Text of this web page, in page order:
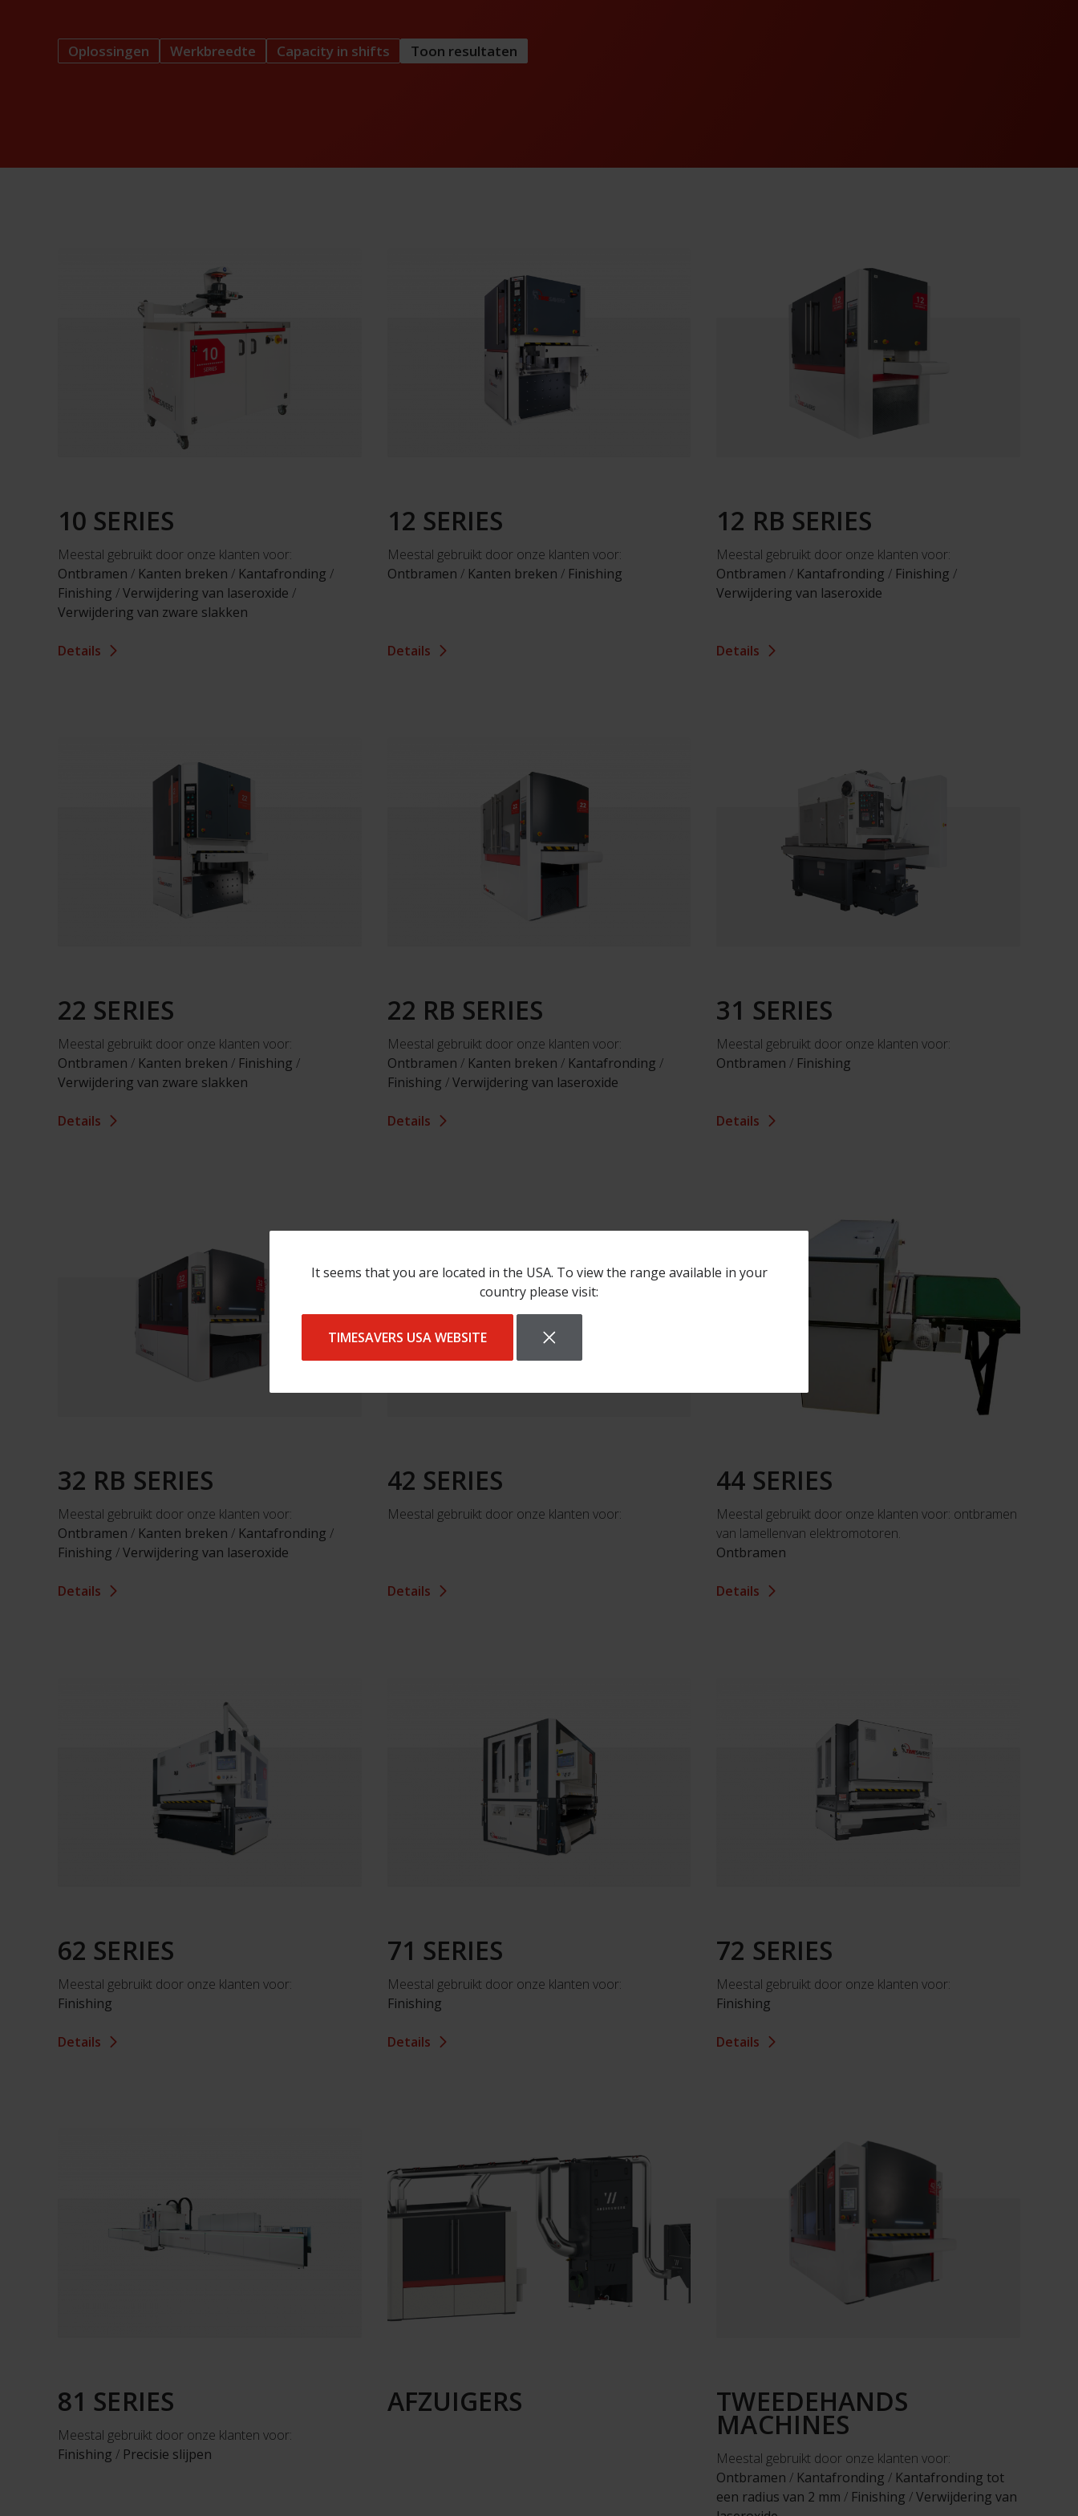
It seems that you are located in the USA. To view the range available in your
country please visit:
TIMESAVERS USA WEBSITE
Oplossingen Werkbreedte Capacity in shifts Toon resultaten
10 SERIES
Meestal gebruikt door onze klanten voor:
Ontbramen / Kanten breken / Kantafronding /
Finishing /Verwijdering van laseroxide /
Verwijdering van zware slakken
Details
12 SERIES
Meestal gebruikt door onze klanten voor:
Ontbramen / Kanten breken / Finishing
Details
12 RB SERIES
Meestal gebruikt door onze klanten voor:
Ontbramen / Kantafronding / Finishing /
Verwijdering van laseroxide
Details
22 SERIES
Meestal gebruikt door onze klanten voor:
Ontbramen / Kanten breken / Finishing /
Verwijdering van zware slakken
Details
22 RB SERIES
Meestal gebruikt door onze klanten voor:
Ontbramen / Kanten breken / Kantafronding /
Finishing /Verwijdering van laseroxide
Details
31 SERIES
Meestal gebruikt door onze klanten voor:
Ontbramen / Finishing
Details
32 RB SERIES
Meestal gebruikt door onze klanten voor:
Ontbramen / Kanten breken / Kantafronding /
Finishing /Verwijdering van laseroxide
Details
42 SERIES
Meestal gebruikt door onze klanten voor:
Details
44 SERIES
Meestal gebruikt door onze klanten voor: ontbramen
van lamellenvan elektromotoren.
Ontbramen
Details
62 SERIES
Meestal gebruikt door onze klanten voor:
Finishing
Details
71 SERIES
Meestal gebruikt door onze klanten voor:
Finishing
Details
72 SERIES
Meestal gebruikt door onze klanten voor:
Finishing
Details
81 SERIES
Meestal gebruikt door onze klanten voor:
Finishing / Precisie slijpen
AFZUIGERS TWEEDEHANDS
MACHINES
Meestal gebruikt door onze klanten voor:
Ontbramen / Kantafronding / Kantafronding tot
een radius van 2 mm / Finishing /Verwijdering van